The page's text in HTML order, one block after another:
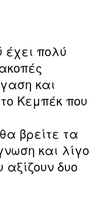
έχει πολύ
και
Κεμπέκ που
βρείτε τα
και λίγο
αξίζουν δυο